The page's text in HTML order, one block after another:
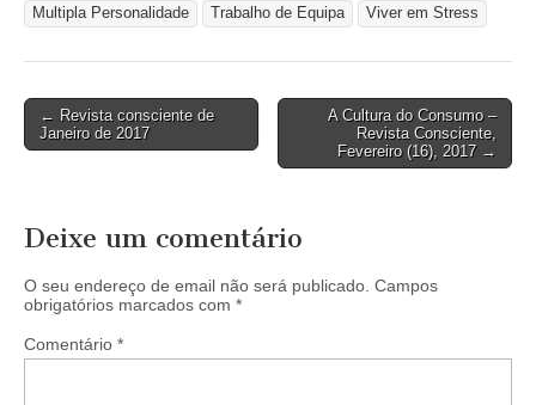
Multipla Personalidade
Trabalho de Equipa Viver em Stress
Post
navigation
← Revista consciente de
Janeiro de 2017
A Cultura do Consumo –
Revista Consciente,
Fevereiro (16), 2017 →
Deixe um comentário
O seu endereço de email não será publicado. Campos
obrigatórios marcados com *
Comentário *